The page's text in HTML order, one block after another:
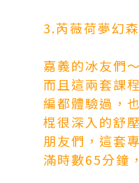
3.芮薇荷夢幻
嘉義的冰友們
而且這兩套課
編都體驗過，
棍很深入的舒
朋友們，這套
滿時數65分鐘